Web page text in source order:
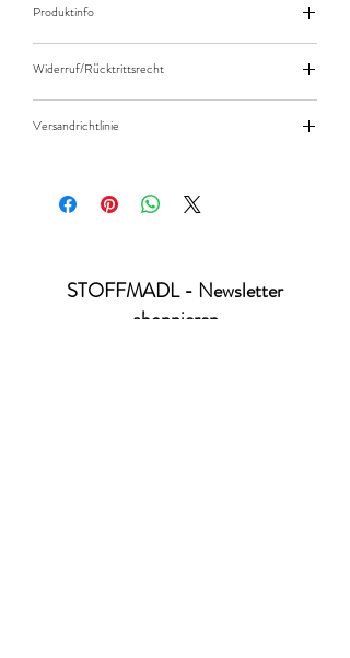
Produktinfo
10cm (0,1m) Länge des Stoffes.
Bei einer Bestellung von zB. 50cm (0,5m)
daher bitte Anzahl 5 eingeben.
Widerruf/Rücktrittsrecht
Versandrichtlinie
STOFFMADL - Newsletter
abonnieren